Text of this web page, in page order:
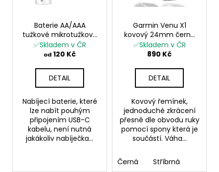
Baterie AA/AAA
tužkové mikrotužkové
nabíjecí USB-C
kabelem
✅Skladem v ČR
od 120 Kč
DETAIL
Nabíjecí baterie, které
lze nabít pouhým
připojením USB-C
kabelu, není nutná
jakákoliv nabíječka...
Garmin Venu X1
kovový 24mm černý
stříbrný řemínek
ocelový suunto 7
✅Skladem v ČR
890 Kč
DETAIL
Kovový řemínek,
jednoduché zkrácení
přesně dle obvodu ruky
pomocí spony která je
součástí. Váha...
Černá Stříbrná